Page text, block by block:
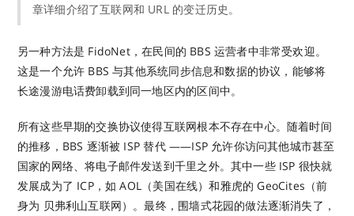
章详细介绍了互联网和 URL 的变迁历史。
另一种方法是 FidoNet，在民间的 BBS 运营者中非常受欢迎。
这是一个允许 BBS 与其他系统同步信息和数据的协议，能够将
长途漫游电话费卸载到同一地区内的区间中。
所有这些早期的交换协议使得互联网根本不存在中心。随着时间
的推移，BBS 逐渐被 ISP 替代 ——ISP 允许你访问其他城市甚至
国家的网络、将电子邮件发送到千里之外。其中一些 ISP 很快就
发展成为了 ICP，如 AOL（美国在线）和雅虎的 GeoCites（前
身为 贝弗利山互联网）。最终，围墙式花园的做法逐渐消失了，